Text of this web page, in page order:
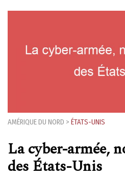
AMÉRIQUE DU NORD > ÉTATS-UNIS
La cyber-armée,
des États-Unis